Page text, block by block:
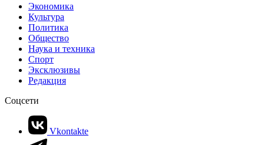
Экономика
Культура
Политика
Общество
Наука и техника
Спорт
Эксклюзивы
Редакция
Соцсети
Vkontakte